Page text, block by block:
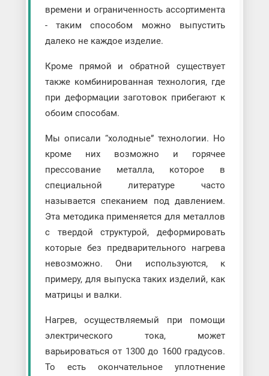
времени и ограниченность ассортимента
- таким способом можно выпустить
далеко не каждое изделие.
Кроме прямой и обратной существует
также комбинированная технология, где
при деформации заготовок прибегают к
обоим способам.
Мы описали “холодные” технологии. Но
кроме них возможно и горячее
прессование металла, которое в
специальной литературе часто
называется спеканием под давлением.
Эта методика применяется для металлов
с твердой структурой, деформировать
которые без предварительного нагрева
невозможно. Они используются, к
примеру, для выпуска таких изделий, как
матрицы и валки.
Нагрев, осуществляемый при помощи
электрического тока, может
варьироваться от 1300 до 1600 градусов.
То есть окончательное уплотнение